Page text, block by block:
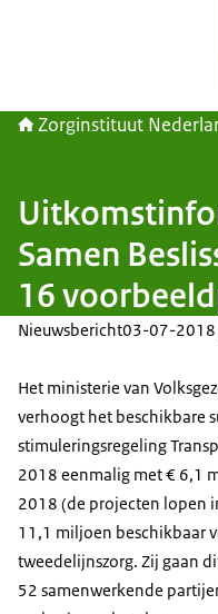
Zorginstituut
Samen
16
Nieuwsbericht03-07-2018
Het ministerie van
verhoogt het beschikbare
stimuleringsregeling
2018 eenmalig met € 6,1
2018 (de projecten lopen
11,1 miljoen beschikbaar
tweedelijnszorg. Zij gaan
52 samenwerkende